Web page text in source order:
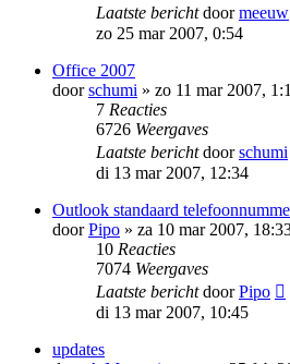
Laatste berichtdoormeeuw
zo 25 mar 2007, 0:54
Office 2007
doorschumi » zo 11 mar 2007,
7 Reacties
6726 Weergaves
Laatste berichtdoorschumi
di 13 mar 2007, 12:34
Outlook standaard
doorPipo » za 10 mar 2007,
10 Reacties
7074 Weergaves
Laatste berichtdoorPipo
di 13 mar 2007, 10:45
updates